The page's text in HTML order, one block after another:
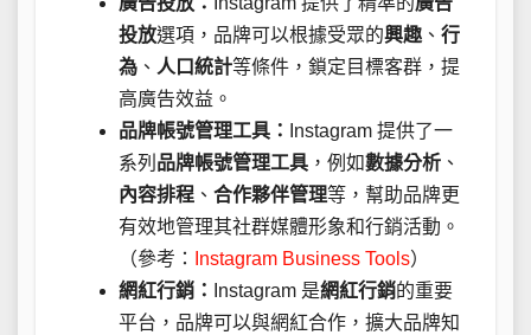
投放選項，品牌可以根據受眾的興趣 、 行
為 、 人口統計等條件，鎖定目標客群，提
高廣告效益。
品牌帳號管理工具：
Instagram 提供了一
系列 品牌帳號管理工具 ，例如數據分析 、
內容排程 、 合作夥伴管理等，幫助品牌更
有效地管理其社群媒體形象和行銷活動。
（參考：
Instagram Business Tools）
網紅行銷：
Instagram 是網紅行銷的重要
平台，品牌可以與網紅合作，擴大品牌知